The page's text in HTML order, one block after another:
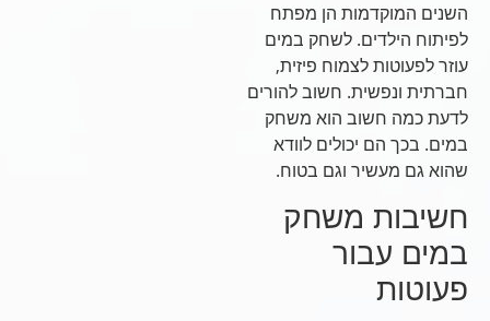
השנים המוקדמות הן מפתח
לפיתוח הילדים. לשחק במים
עוזר לפעוטות לצמוח פיזית,
חברתית ונפשית. חשוב להורים
לדעת כמה חשוב הוא משחק
במים. בכך הם יכולים לוודא
שהוא גם מעשיר וגם בטוח.
חשיבות משחק
במים עבור
פעוטות